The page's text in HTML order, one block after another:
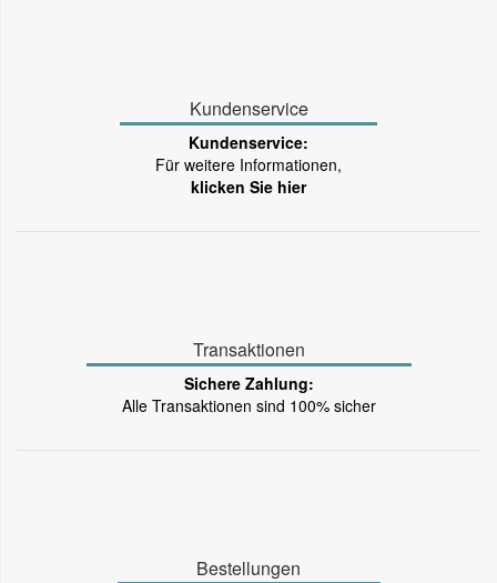
Kundenservice
Kundenservice:
Für weitere Informationen,
klicken Sie hier
Transaktionen
Sichere Zahlung:
Alle Transaktionen sind 100% sicher
Bestellungen